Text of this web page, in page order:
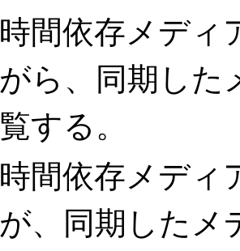
時間依存メディ
がら、同期した
覧する。
時間依存メディ
が、同期したメ